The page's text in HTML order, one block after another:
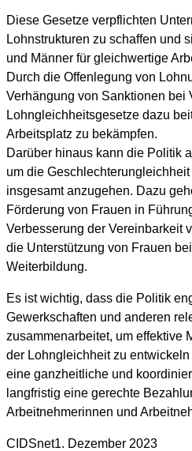
Diese Gesetze verpflichten
Lohnstrukturen zu schaffen und
und Männer für gleichwertige
Durch die Offenlegung von
Verhängung von Sanktionen bei
Lohngleichheitsgesetze dazu
Arbeitsplatz zu bekämpfen.
Darüber hinaus kann die Politik
um die
insgesamt anzugehen. Dazu
Förderung von Frauen in
Verbesserung der Vereinbarkeit
die Unterstützung von Frauen
Weiterbildung.
Es ist wichtig, dass die Politik
Gewerkschaften und anderen
zusammenarbeitet, um effektive
der Lohngleichheit zu
eine ganzheitliche und
langfristig eine gerechte
Arbeitnehmerinnen und
CIDSnet1. Dezember 2023